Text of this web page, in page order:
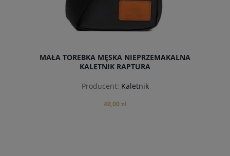
MAŁA TOREBKA MĘSKA NIEPRZEMAKALNA
KALETNIK RAPTURA
Producent: Kaletnik
40,00 zł